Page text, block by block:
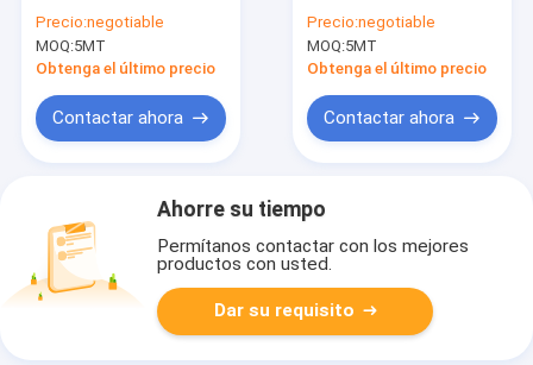
Fertilizer For Crop
Yield
Precio:negotiable
MOQ:5MT
Obtenga el último precio
Contactar ahora
escamas Cas 68514-
28-3
Precio:negotiable
MOQ:5MT
Obtenga el último precio
Contactar ahora
Ahorre su tiempo
Permítanos contactar con los mejores
productos con usted.
Dar su requisito